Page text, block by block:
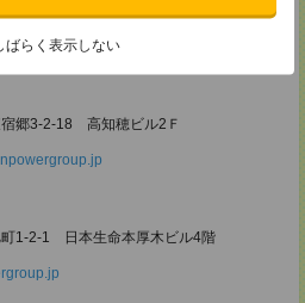
ばらく表示しない
167 高崎第一生命ビルディング11Ｆ
郷3-2-18 高知穂ビル2Ｆ
1-2-1 日本生命本厚木ビル4階